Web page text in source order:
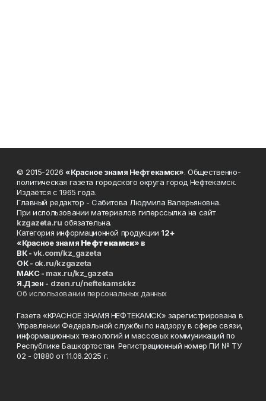
© 2015-2026 «Красное знамя Нефтекамск». Общественно-
политическая газета городского округа город Нефтекамск.
Издаётся с 1965 года.
Главный редактор - Сабитова Людмила Валерьяновна.
При использовании материалов гиперссылка на сайт
kzgazeta.ru обязательна.
Категория информационной продукции 12+
«Красное знамя Нефтекамск» в
ВК -vk.com/kz_gazeta
ОК - ok.ru/kzgazeta
MAKC - max.ru/kz_gazeta
Я.Дзен - dzen.ru/neftekamskkz
Об использовании персональных данных
Газета «КРАСНОЕ ЗНАМЯ НЕФТЕКАМСК» зарегистрирована в
Управлении Федеральной службы по надзору в сфере связи,
информационных технологий и массовых коммуникаций по
Республике Башкортостан. Регистрационный номер ПИ № ТУ
02 - 01880 от 11.06.2025 г.